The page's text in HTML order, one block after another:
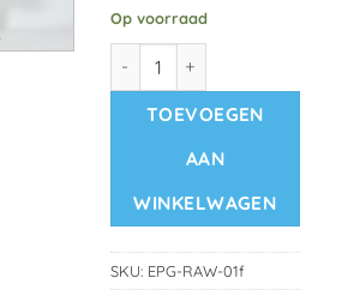
Op voorraad
Half Transparant – RAW
TOEVOEGEN
AAN
WINKELWAGEN
SKU: EPG-RAW-01f